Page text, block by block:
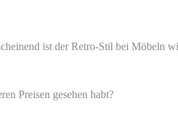
ist der Retro-Stil bei Möbeln
Preisen gesehen habt?